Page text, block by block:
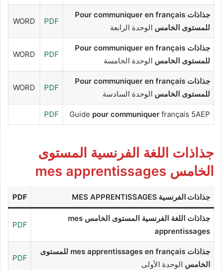
جذاذات Pour communiquer en français
للمستوى الخامس الوحدة الرابعة
PDF
WORD
جذاذات Pour communiquer en français
للمستوى الخامس الوحدة الخامسة
PDF
WORD
جذاذات Pour communiquer en français
للمستوى الخامس الوحدة السادسة
PDF
WORD
Guide pour communiquerfrançais 5AEP
PDF
جذاذات اللغة الفرنسية المستوى
الخامس mes apprentissages
جذاذات الفرنسية MES APPRENTISSAGES
PDF
جذاذات اللغة الفرنسية المستوى الخامس mes
apprentissages
PDF
جذاذات mes apprentissages en français للمستوى
الخامس الوحدة الأولى
PDF